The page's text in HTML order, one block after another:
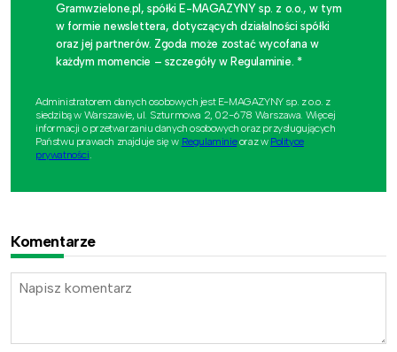
Gramwzielone.pl, spółki E-MAGAZYNY sp. z o.o., w tym
w formie newslettera, dotyczących działalności spółki
oraz jej partnerów. Zgoda może zostać wycofana w
każdym momencie – szczegóły w Regulaminie. *
Administratorem danych osobowych jest E-MAGAZYNY sp. z o.o. z
siedzibą w Warszawie, ul. Szturmowa 2, 02-678 Warszawa. Więcej
informacji o przetwarzaniu danych osobowych oraz przysługujących
Państwu prawach znajduje się w Regulaminieoraz w Polityce
prywatności.
Komentarze